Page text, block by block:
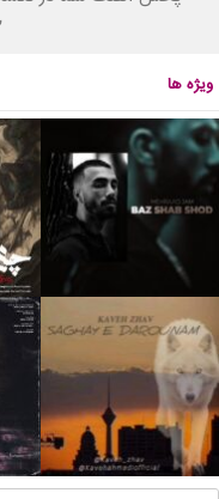
ویژه ها